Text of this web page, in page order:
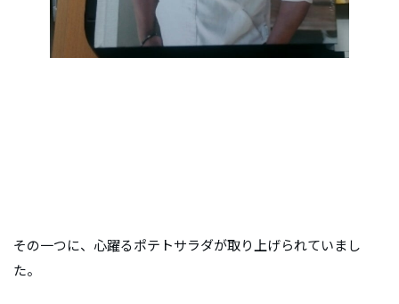
その一つに、心躍るポテトサラダが取り上げられていまし
た。